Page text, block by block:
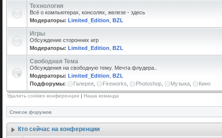
Технология
Всё о компьютерах, консолях, железе - здесь
Модераторы: Limited_Edition BZL
Игры
Обсуждение сторонних игр
Модераторы: Limited_Edition BZL
Свободная Тема
Обсуждения на свободную тему. Мечта флудера..
Модераторы: Limited_Edition BZL
Подфорумы:
Галерея Fireworks Photoshop Музыка Кино
Удалить cookies конференции | Наша команда
Список форумов
Кто сейчас на конференции